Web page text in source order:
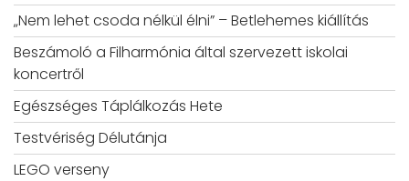
„Nem lehet csoda nélkül élni” – Betlehemes kiállítás
Beszámoló a Filharmónia által szervezett iskolai
koncertről
Egészséges Táplálkozás Hete
Testvériség Délutánja
LEGO verseny